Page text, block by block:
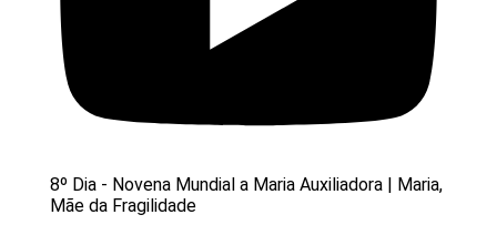
8º Dia - Novena Mundial a Maria Auxiliadora | Maria,
Mãe da Fragilidade